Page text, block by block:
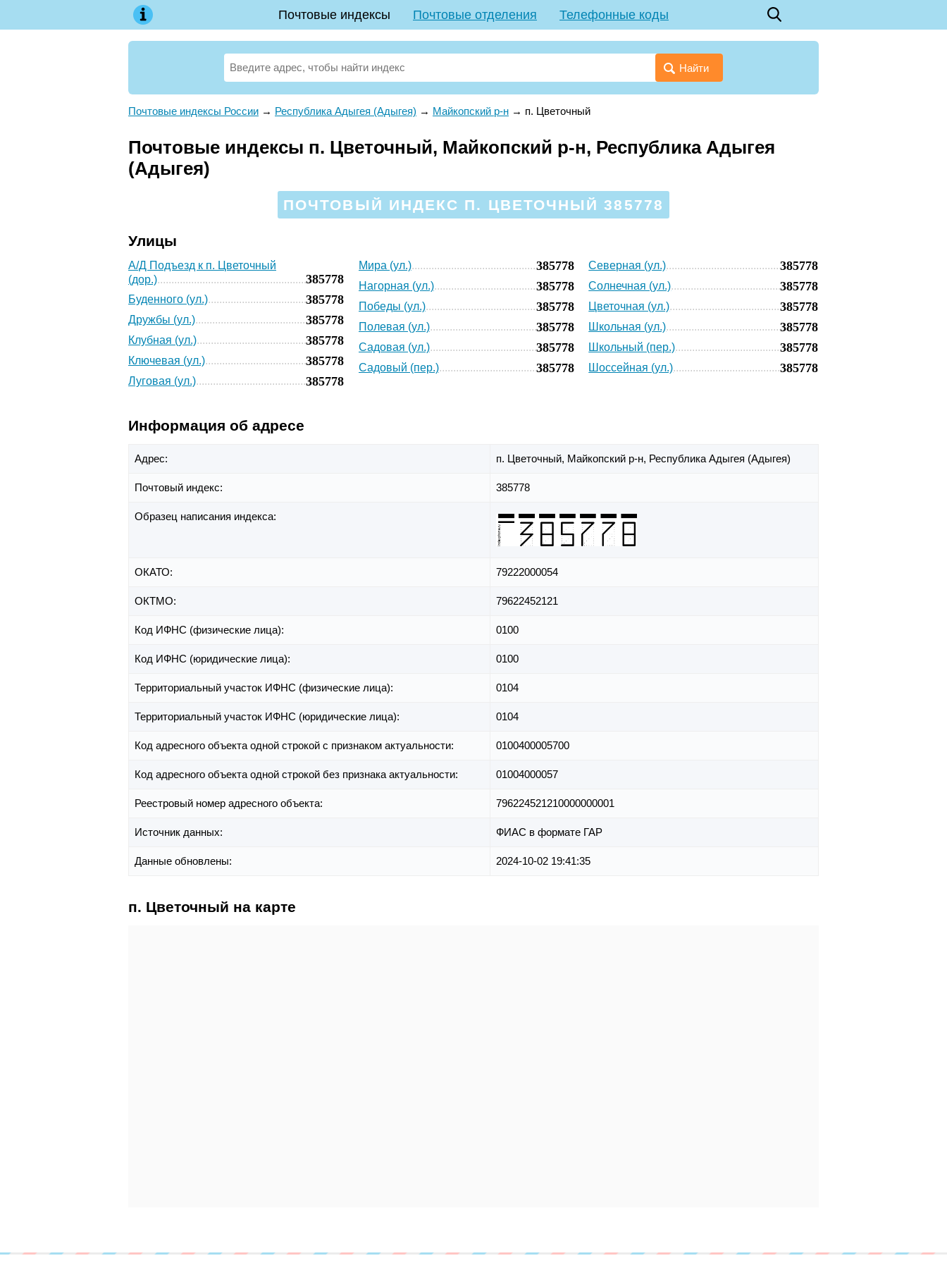
Почтовые индексы Почтовые отделения Телефонные коды
Найти
Почтовые индексы России → Республика Адыгея (Адыгея) → Майкопский р-н → п. Цветочный
Почтовые индексы п. Цветочный, Майкопский р-н, Республика Адыгея
(Адыгея)
ПОЧТОВЫЙ ИНДЕКС П. ЦВЕТОЧНЫЙ 385778
Улицы
А/Д Подъезд к п. Цветочный
(дор.)
385778
Буденного (ул.) 385778
Дружбы (ул.) 385778
Клубная (ул.) 385778
Ключевая (ул.) 385778
Луговая (ул.) 385778
Мира (ул.) 385778
Нагорная (ул.) 385778
Победы (ул.) 385778
Полевая (ул.) 385778
Садовая (ул.) 385778
Садовый (пер.) 385778
Северная (ул.) 385778
Солнечная (ул.) 385778
Цветочная (ул.) 385778
Школьная (ул.) 385778
Школьный (пер.) 385778
Шоссейная (ул.) 385778
Информация об адресе
Адрес: п. Цветочный, Майкопский р-н, Республика Адыгея (Адыгея)
Почтовый индекс: 385778
Образец написания индекса:
ОКАТО: 79222000054
ОКТМО: 79622452121
Код ИФНС (физические лица): 0100
Код ИФНС (юридические лица): 0100
Территориальный участок ИФНС (физические лица): 0104
Территориальный участок ИФНС (юридические лица): 0104
Код адресного объекта одной строкой с признаком актуальности: 0100400005700
Код адресного объекта одной строкой без признака актуальности: 01004000057
Реестровый номер адресного объекта: 796224521210000000001
Источник данных: ФИАС в формате ГАР
Данные обновлены: 2024-10-02 19:41:35
п. Цветочный на карте